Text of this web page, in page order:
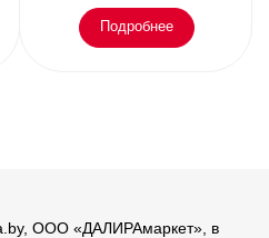
Подробнее
ООО «ДАЛИРАмаркет», в